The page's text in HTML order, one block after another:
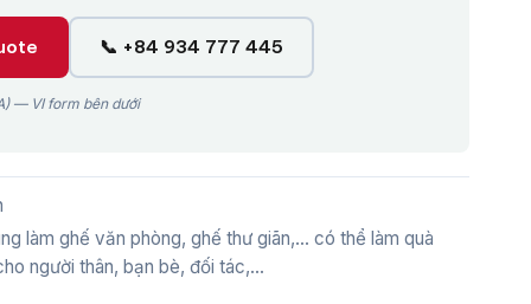
📞 +84 934 777 445
— VI form bên dưới
làm ghế văn phòng, ghế thư giãn,... có thể làm quà
người thân, bạn bè, đối tác,...